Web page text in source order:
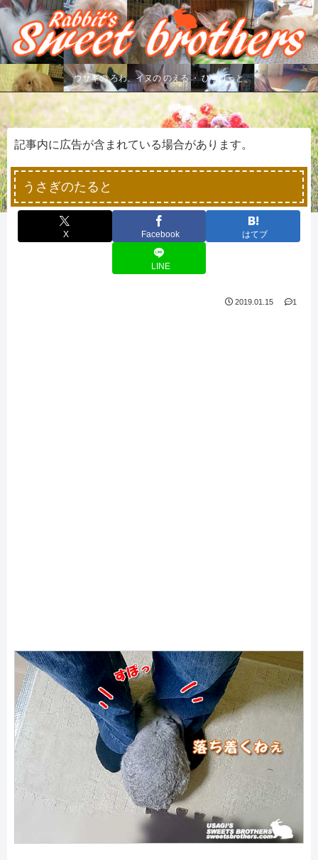
ウサギの ろわ、イヌの のえる ・ びすけっと
記事内に広告が含まれている場合があります。
うさぎのたると
X Facebook はてブ
LINE
2019.01.15 1